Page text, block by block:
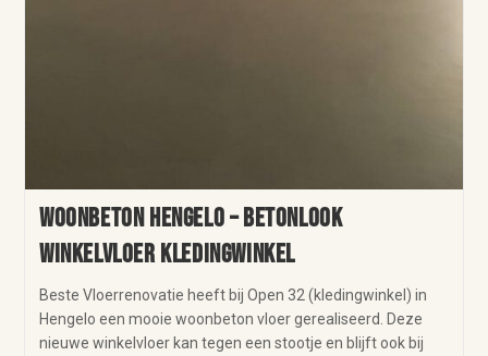
Woonbeton Hengelo – betonlook
winkelvloer kledingwinkel
Beste Vloerrenovatie heeft bij Open 32 (kledingwinkel) in
Hengelo een mooie woonbeton vloer gerealiseerd. Deze
nieuwe winkelvloer kan tegen een stootje en blijft ook bij